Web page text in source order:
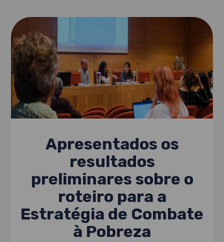
Apresentados os
resultados
preliminares sobre o
roteiro para a
Estratégia de Combate
à Pobreza